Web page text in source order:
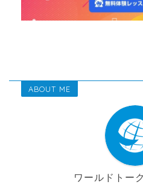
ABOUT ME
ワールドトー